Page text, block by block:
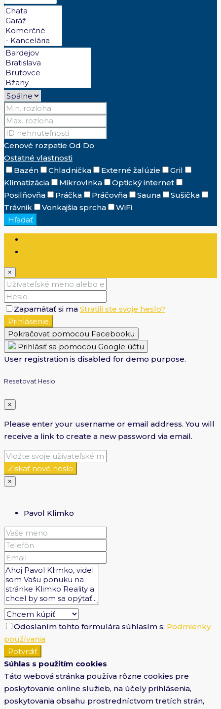
Cenové rozpätie Od Do
Ostatné vlastnosti
Bazén
Chladnička Externé žalúzie
Gril
Klimatizácia
Mikrovlnka
Optický internet
Posilňovňa
Práčka Práčovňa Sauna
Sušička
Trávnik
Vonkajšia sprcha
WiFi
Hľadať
×
Zapamätať si ma Stratili ste svoje heslo?
Prihlásenie
Pokračovať pomocou Facebooku
Prihlásiť sa pomocou Google účtu
User registration is disabled for demo purpose.
Resetovať Heslo
×
Please enter your username or email address. You will
receive a link to create a new password via email.
Získať nové heslo
×
Pavol Klimko
Odoslaním tohto formulára súhlasím s: Podmienky
používania
Potvrdiť
Súhlas s použitím cookies
Táto webová stránka používa rôzne cookies pre
poskytovanie online služieb, na účely prihlásenia,
poskytovania obsahu prostredníctvom tretích strán,